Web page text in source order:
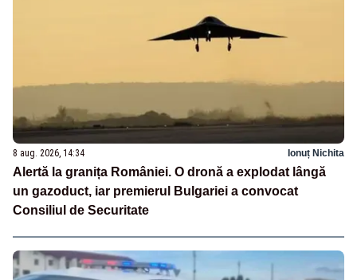
8 aug. 2026, 14:34 Ionuț Nichita
Alertă la granița României. O dronă a explodat lângă
un gazoduct, iar premierul Bulgariei a convocat
Consiliul de Securitate